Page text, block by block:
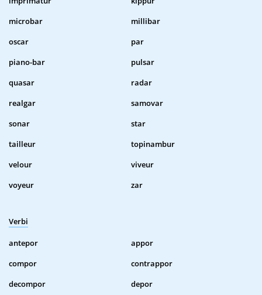
microbar
millibar
oscar
par
piano-bar
pulsar
quasar
radar
realgar
samovar
sonar
star
tailleur
topinambur
velour
viveur
voyeur
zar
Verbi
antepor
appor
compor
contrappor
decompor
depor